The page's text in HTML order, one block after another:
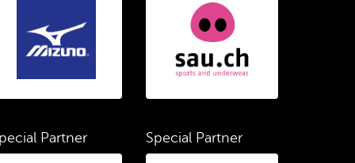
Partner Special Partner